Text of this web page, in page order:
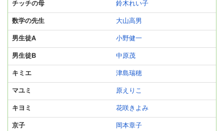
チッチの母 鈴木れい子
数学の先生 大山高男
男生徒A 小野健一
男生徒B 中原茂
キミエ 津島瑞穂
マユミ 原えりこ
キヨミ 花咲きよみ
京子 岡本章子